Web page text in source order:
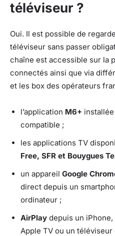
téléviseur ?
Oui. Il est possible de
téléviseur sans passer
chaîne est accessible sur la
connectés ainsi que via
et les box des opérateurs
l’application M6+
compatible ;
les applications TV
Free, SFR et Bouygues
un appareil Google
direct depuis un
ordinateur ;
AirPlay depuis un
Apple TV ou un